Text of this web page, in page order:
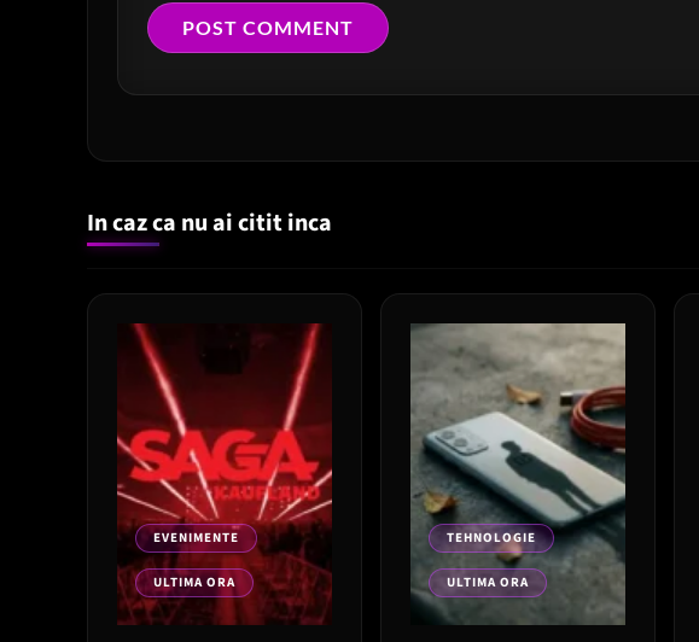
In caz ca nu ai citit inca
EVENIMENTE
ULTIMA ORA
TEHNOLOGIE
ULTIMA ORA